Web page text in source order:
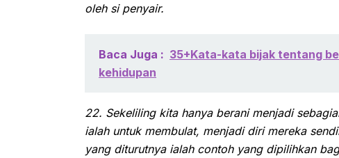
oleh si penyair.
Baca Juga : 35+Kata-kata bijak tentang
kehidupan
22. Sekeliling kita hanya berani menjadi
ialah untuk membulat, menjadi diri mereka
yang diturutnya ialah contoh yang dipilihkan